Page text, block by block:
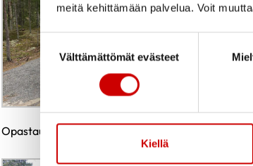
meitä kehittämään palvelua. Voit
Suostumuksen valinta
Välttämättömät evästeet
Kiellä
Opastauluja luettiin ahkerasti